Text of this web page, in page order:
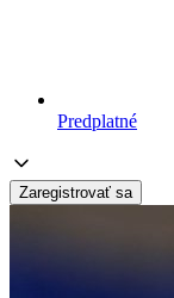
Predplatné
Zaregistrovať sa